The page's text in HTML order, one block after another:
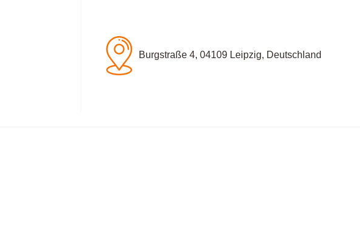
Burgstraße 4, 04109 Leipzig, Deutschland